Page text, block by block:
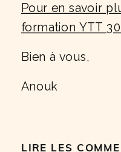
Pour en savoir
formation YTT
Bien à vous,
Anouk
LIRE LES